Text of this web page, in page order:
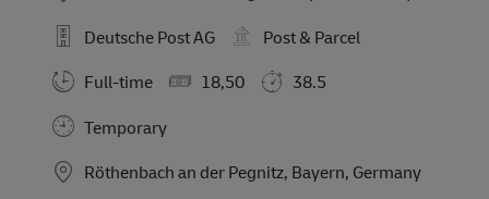
Deutsche Post AG
Post & Parcel
Full-time
18,50
38.5
Temporary
Location
Röthenbach an der Pegnitz, Bayern, Germany